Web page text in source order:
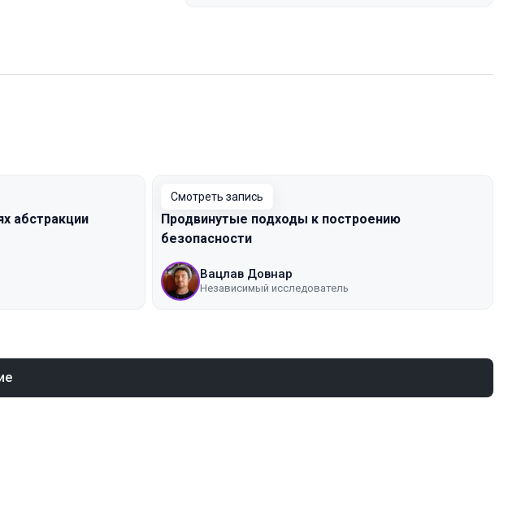
абстракции
Смотреть запись
Продвинутые подходы к построению
безопасности
Вацлав Довнар
Независимый исследователь